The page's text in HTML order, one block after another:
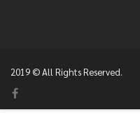
2019 © All Rights Reserved.